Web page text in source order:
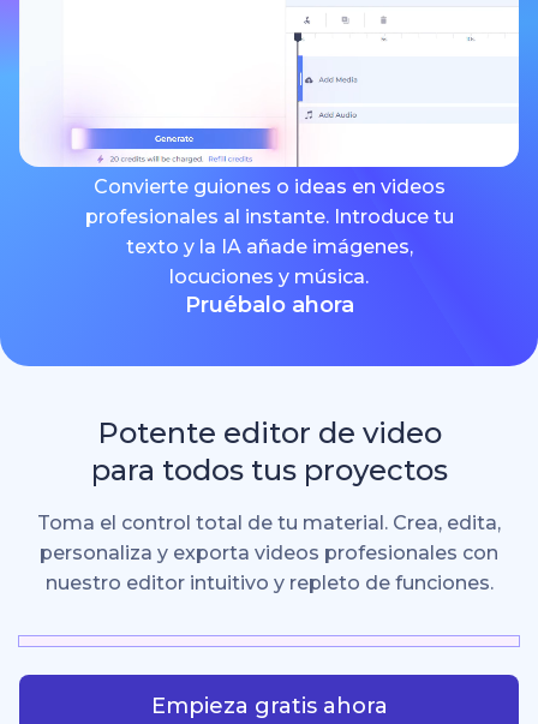
Convierte guiones o ideas en videos
profesionales al instante. Introduce tu
texto y la IA añade imágenes,
locuciones y música.
Pruébalo ahora
Potente editor de video
para todos tus proyectos
Toma el control total de tu material. Crea, edita,
personaliza y exporta videos profesionales con
nuestro editor intuitivo y repleto de funciones.
Empieza gratis ahora